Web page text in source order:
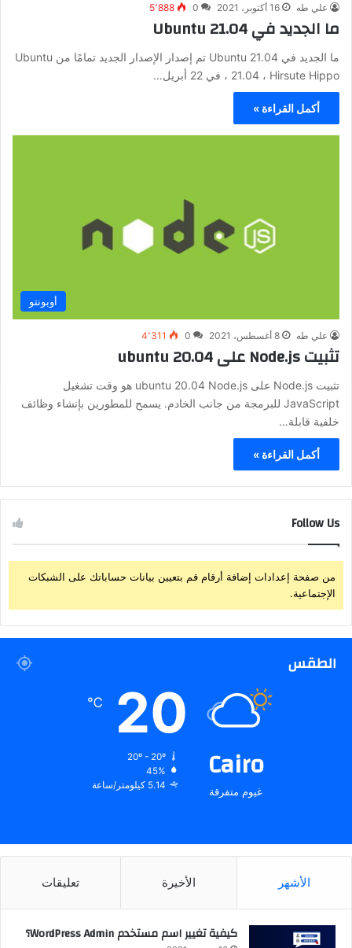
علي طه 16 أكتوبر، 2021 0 5٬888
ما الجديد في Ubuntu 21.04
ما الجديد في Ubuntu 21.04 تم إصدار الإصدار الجديد تمامًا من Ubuntu
21.04 ، Hirsute Hippo ، في 22 أبريل…
أكمل القراءة »
أوبونتو
علي طه 8 أغسطس، 2021 0 4٬311
تثبيت Node.js على ubuntu 20.04
تثبيت Node.js على ubuntu 20.04 Node.js هو وقت تشغيل
JavaScript للبرمجة من جانب الخادم. يسمح للمطورين بإنشاء وظائف
خلفية قابلة…
أكمل القراءة »
Follow Us
من صفحة إعدادات إضافة أرقام قم بتعيين بيانات حساباتك على الشبكات
الإجتماعية.
الطقس
Cairo
غيوم متفرقة
20
℃
20º - 20º
45%
5.14 كيلومتر/ساعة
الأشهر الأخيرة تعليقات
كيفية تغيير اسم مستخدم WordPress Admin؟